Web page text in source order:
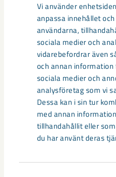
Vi använder
anpassa innehållet
användarna,
sociala medier och
vidarebefordrar även
och annan
sociala medier och
analysföretag som vi
Dessa kan i sin tur
med annan
tillhandahållit eller
du har använt deras
Så kan
säkerheten i
Utvecklingen av humanoida
robotar med armar och ben,
tekniken blir alltmer avancerad